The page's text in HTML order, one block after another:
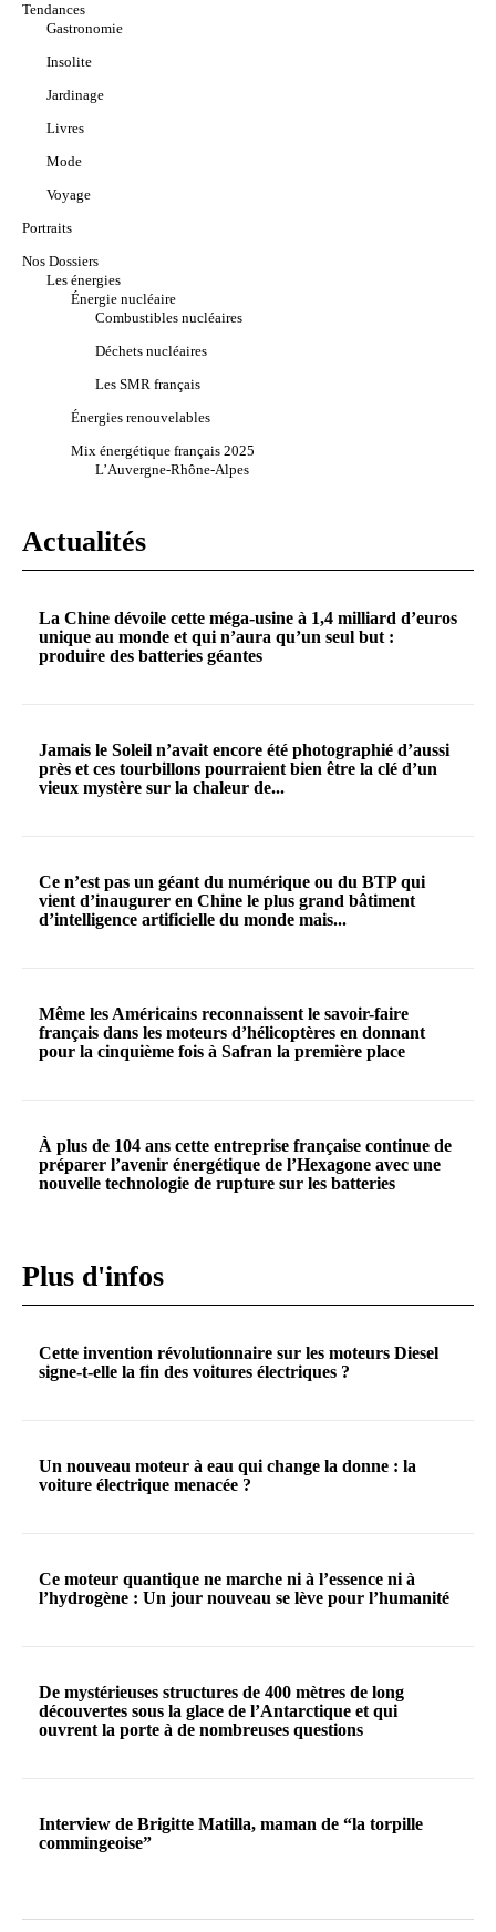
Tendances
Gastronomie
Insolite
Jardinage
Livres
Mode
Voyage
Portraits
Nos Dossiers
Les énergies
Énergie nucléaire
Combustibles nucléaires
Déchets nucléaires
Les SMR français
Énergies renouvelables
Mix énergétique français 2025
L’Auvergne-Rhône-Alpes
Actualités
La Chine dévoile cette méga-usine à 1,4 milliard d’euros
unique au monde et qui n’aura qu’un seul but :
produire des batteries géantes
Jamais le Soleil n’avait encore été photographié d’aussi
près et ces tourbillons pourraient bien être la clé d’un
vieux mystère sur la chaleur de...
Ce n’est pas un géant du numérique ou du BTP qui
vient d’inaugurer en Chine le plus grand bâtiment
d’intelligence artificielle du monde mais...
Même les Américains reconnaissent le savoir-faire
français dans les moteurs d’hélicoptères en donnant
pour la cinquième fois à Safran la première place
À plus de 104 ans cette entreprise française continue de
préparer l’avenir énergétique de l’Hexagone avec une
nouvelle technologie de rupture sur les batteries
Plus d'infos
Cette invention révolutionnaire sur les moteurs Diesel
signe-t-elle la fin des voitures électriques ?
Un nouveau moteur à eau qui change la donne : la
voiture électrique menacée ?
Ce moteur quantique ne marche ni à l’essence ni à
l’hydrogène : Un jour nouveau se lève pour l’humanité
De mystérieuses structures de 400 mètres de long
découvertes sous la glace de l’Antarctique et qui
ouvrent la porte à de nombreuses questions
Interview de Brigitte Matilla, maman de “la torpille
commingeoise”